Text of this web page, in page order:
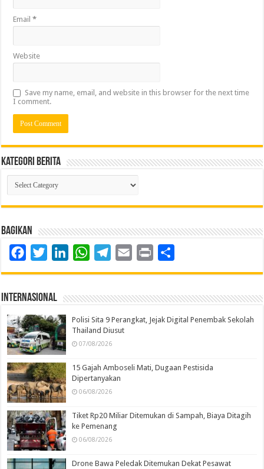
Email*
Website
Save my name, email, and website in this browser for the next time
I comment.
Kategori Berita
Kategori
Berita
Bagikan
FacebookTwitterLinkedInWhatsAppTelegram
Email Print
Internasional
Polisi Sita 9 Perangkat, Jejak Digital Penembak Sekolah
Thailand Diusut
07/08/2026
15 Gajah Amboseli Mati, Dugaan Pestisida
Dipertanyakan
06/08/2026
Tiket Rp20 Miliar Ditemukan di Sampah, Biaya Ditagih
ke Pemenang
06/08/2026
Drone Bawa Peledak Ditemukan Dekat Pesawat